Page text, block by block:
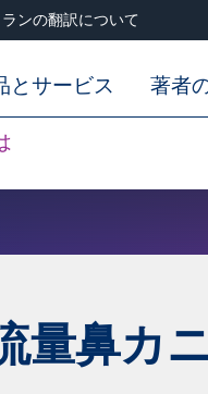
ランの翻訳について
とサービス 著者
量鼻カ